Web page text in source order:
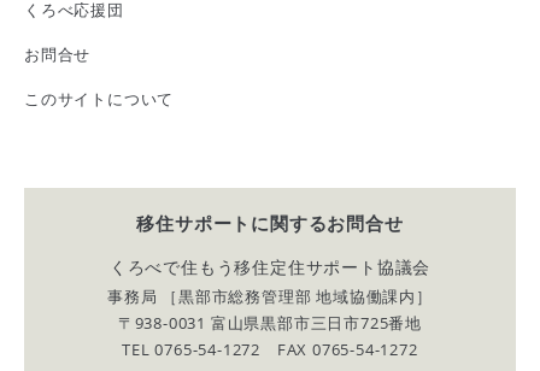
くろべ応援団
お問合せ
このサイトについて
移住サポートに関するお問合せ
くろべで住もう移住定住サポート協議会
事務局 ［黒部市総務管理部 地域協働課内］
〒938-0031 富山県黒部市三日市725番地
TEL 0765-54-1272 FAX 0765-54-1272